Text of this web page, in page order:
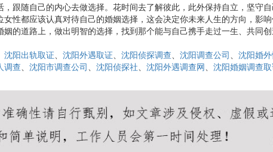
跟随自己的内心去做选择。花时间去了解彼此，此外保持自立，坚守
性都应该认真对待自己的婚姻选择，这会决定你未来人生的方向，影
的道路上，做出明智的选择，找到那个能与自己携手走过一生、共同
沈阳出轨取证、 沈阳外遇取证、 沈阳侦探调查、 沈阳调查公司、 沈阳婚
调查、 沈阳市调查公司、 沈阳侦探社、 沈阳外遇调查网、 沈阳婚姻调查